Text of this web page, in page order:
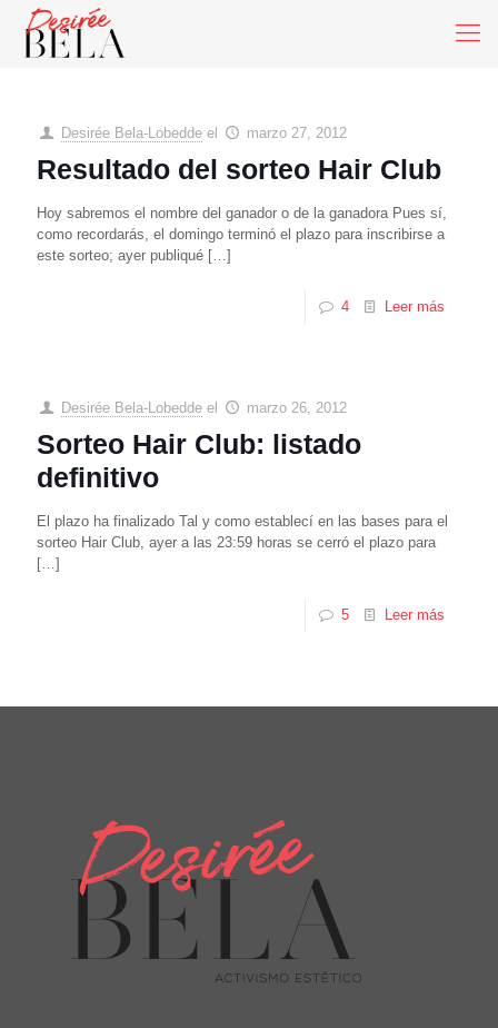
Desirée Bela-Lobedde el marzo 27, 2012
Resultado del sorteo Hair Club
Hoy sabremos el nombre del ganador o de la ganadora Pues sí,
como recordarás, el domingo terminó el plazo para inscribirse a
este sorteo; ayer publiqué […]
4 Leer más
Desirée Bela-Lobedde el marzo 26, 2012
Sorteo Hair Club: listado
definitivo
El plazo ha finalizado Tal y como establecí en las bases para el
sorteo Hair Club, ayer a las 23:59 horas se cerró el plazo para
[…]
5 Leer más